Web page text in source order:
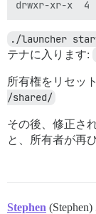
./launcher
テナに入ります:
所有権をリセッ
/shared/
その後、修正さ
と、所有者が再
Stephen (Stephen)